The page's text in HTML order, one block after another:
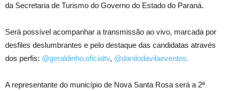
da Secretaria de Turismo do Governo do Estado do Paraná.
Será possível acompanhar a transmissão ao vivo, marcada por
desfiles deslumbrantes e pelo destaque das candidatas através
dos perfis: @geraldinho.oficialtv, @danilodavilaeventos.
A representante do município de Nova Santa Rosa será a 2ª